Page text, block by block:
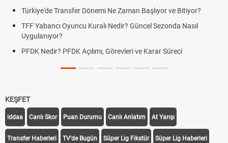
Türkiye'de Transfer Dönemi Ne Zaman Başlıyor ve Bitiyor?
TFF Yabancı Oyuncu Kuralı Nedir? Güncel Sezonda Nasıl
Uygulanıyor?
PFDK Nedir? PFDK Açılımı, Görevleri ve Karar Süreci
KEŞFET
iddaa Canlı Skor Puan Durumu Canlı Anlatım At Yarışı
Transfer Haberleri TV'de Bugün Süper Lig Fikstür Süper Lig Haberleri